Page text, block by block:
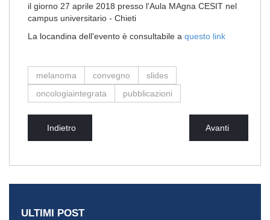
il giorno 27 aprile 2018 presso l'Aula MAgna CESIT nel
campus universitario - Chieti
La locandina dell'evento è consultabile a questo link
melanoma convegno
slides
oncologiaintegrata
pubblicazioni
Indietro Avanti
ULTIMI POST